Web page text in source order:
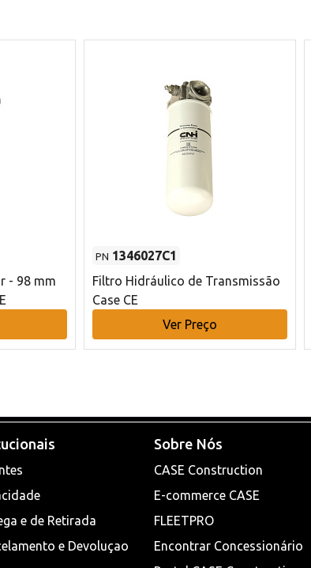
- 98 mm
PN 1346027C1
Filtro Hidráulico de Transmissão
Case CE
Ver Preço
e de Retirada
e Devoluçao
Sobre Nós
CASE Construction
E-commerce CASE
FLEETPRO
Encontrar Concessionário